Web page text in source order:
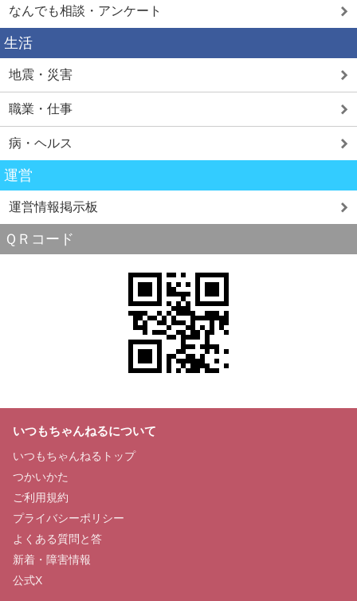
なんでも相談・アンケート
生活
地震・災害
職業・仕事
病・ヘルス
運営
運営情報掲示板
ＱＲコード
いつもちゃんねるについて
いつもちゃんねるトップ
つかいかた
ご利用規約
プライバシーポリシー
よくある質問と答
新着・障害情報
公式X